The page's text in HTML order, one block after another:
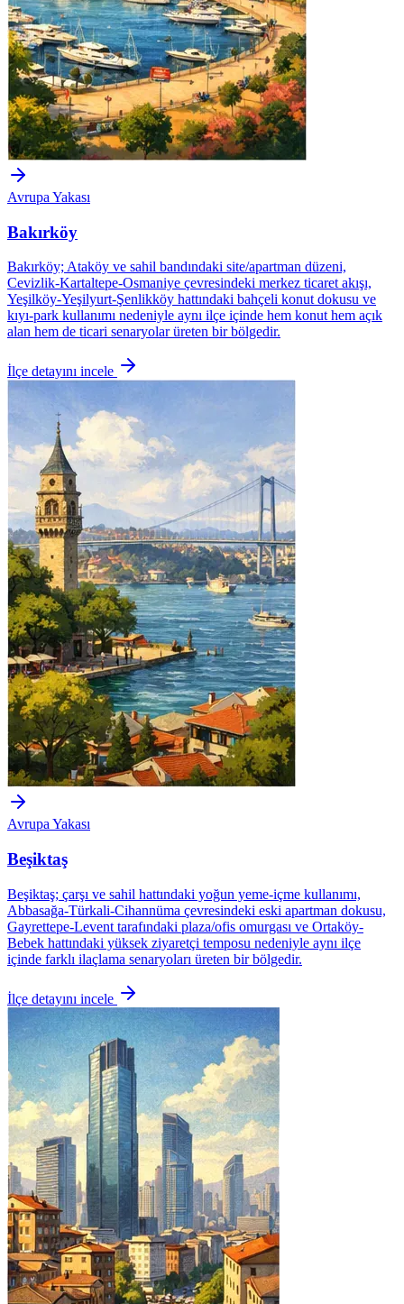
Avrupa Yakası
Bakırköy
Bakırköy; Ataköy ve sahil bandındaki site/apartman düzeni,
Cevizlik-Kartaltepe-Osmaniye çevresindeki merkez ticaret akışı,
Yeşilköy-Yeşilyurt-Şenlikköy hattındaki bahçeli konut dokusu ve
kıyı-park kullanımı nedeniyle aynı ilçe içinde hem konut hem açık
alan hem de ticari senaryolar üreten bir bölgedir.
İlçe detayını incele
Avrupa Yakası
Beşiktaş
Beşiktaş; çarşı ve sahil hattındaki yoğun yeme-içme kullanımı,
Abbasağa-Türkali-Cihannüma çevresindeki eski apartman dokusu,
Gayrettepe-Levent tarafındaki plaza/ofis omurgası ve Ortaköy-
Bebek hattındaki yüksek ziyaretçi temposu nedeniyle aynı ilçe
içinde farklı ilaçlama senaryoları üreten bir bölgedir.
İlçe detayını incele